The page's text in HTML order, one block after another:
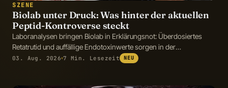
SZENE
Biolab unter Druck: Was hinter der aktuellen
Peptid-Kontroverse steckt
Laboranalysen bringen Biolab in Erklärungsnot: Überdosiertes
Retatrutid und auffällige Endotoxinwerte sorgen in der
Fitnessszene für Diskussionen.
03. Aug. 2026 7 Min. Lesezeit NEU